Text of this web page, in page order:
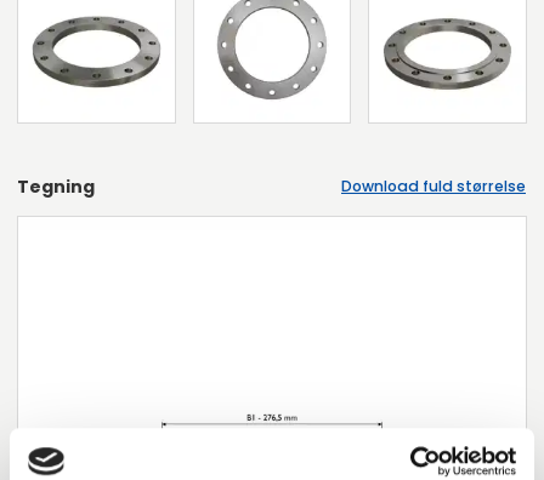
Tegning Download fuld størrelse